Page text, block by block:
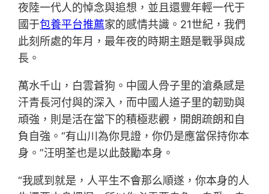
夜陸一代人的悼念與追想，並且還豐年輕一代于
國于包養平台推薦家的感情共識。21世紀，我們
此刻所處的年月，最年夜的時期主題是戰爭與成
長。
萬水千山，白雲蒼狗。中國人骨子里的滄桑感是
汗青長河付與的深入，而中國人道子里的韌勁與
頑強，則是活在當下的積極悲觀，開朗疏朗和自
負自強。“有山川為你見證，你仍是應當保持你本
身。”汪明荃也是以此鼓勵本身。
“我感到就是，人平生不會那么順遂，你本身的人